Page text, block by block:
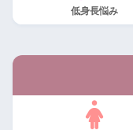
低身長悩み